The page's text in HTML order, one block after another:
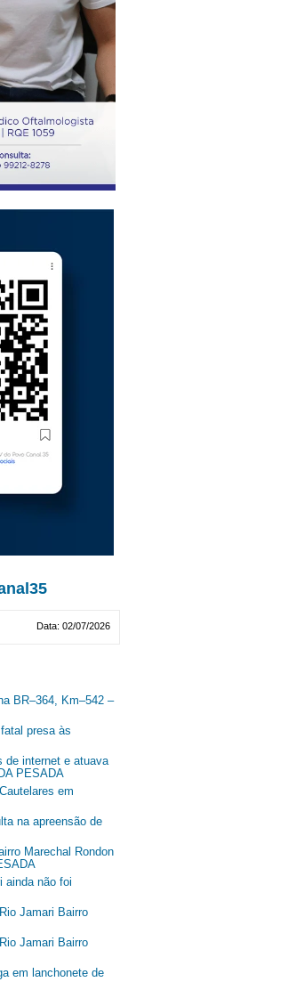
Data: 02/07/2026
BR–364, Km–542 –
presa às
de internet e atuava
PESADA
em
na apreensão de
Marechal Rondon
ainda não foi
Jamari Bairro
Jamari Bairro
em lanchonete de